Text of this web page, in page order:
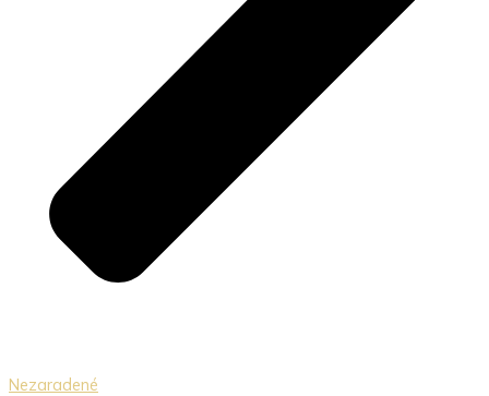
Nezaradené